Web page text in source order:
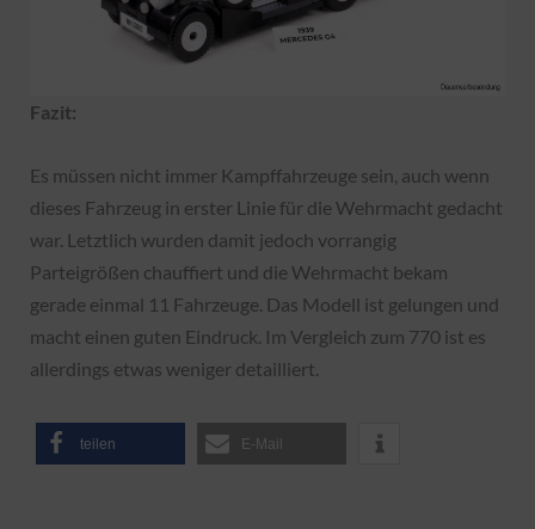
Fazit:
Es müssen nicht immer Kampffahrzeuge sein, auch wenn
dieses Fahrzeug in erster Linie für die Wehrmacht gedacht
war. Letztlich wurden damit jedoch vorrangig
Parteigrößen chauffiert und die Wehrmacht bekam
gerade einmal 11 Fahrzeuge. Das Modell ist gelungen und
macht einen guten Eindruck. Im Vergleich zum 770 ist es
allerdings etwas weniger detailliert.
teilen E-Mail